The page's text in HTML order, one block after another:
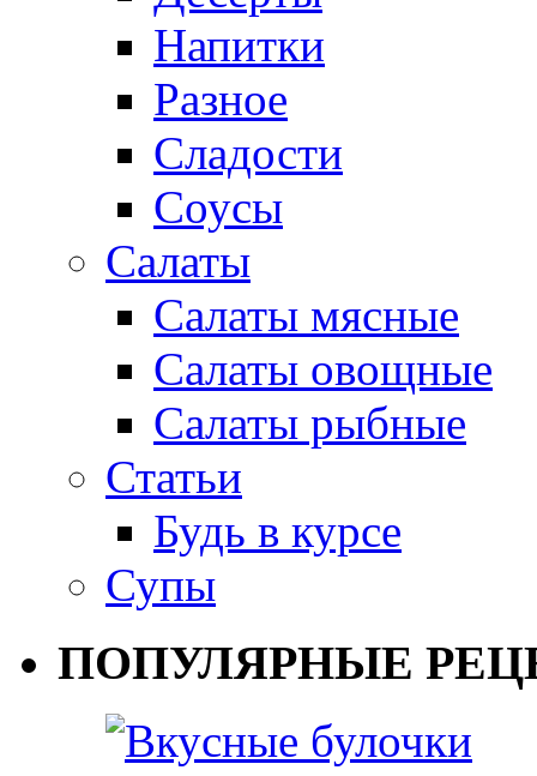
Напитки
Разное
Сладости
Соусы
Салаты
Салаты мясные
Салаты овощные
Салаты рыбные
Статьи
Будь в курсе
Супы
ПОПУЛЯРНЫЕ